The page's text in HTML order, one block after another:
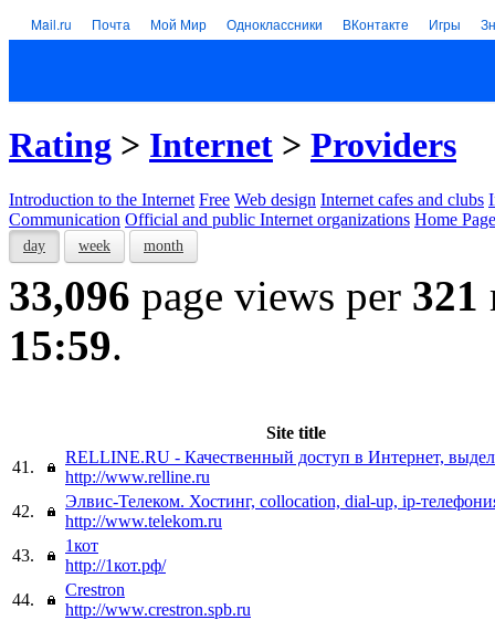
Mail.ru Почта Мой Мир Одноклассники ВКонтакте Игры
Rating > Internet > Providers
Introduction to the Internet Free Web design Internet cafes and clubs
Communication Official and public Internet organizations Home
day week month
33,096 page views per 321
15:59.
Site title
41.
RELLINE.RU - Качественный доступ в Интернет,
http://www.relline.ru
42.
Элвис-Телеком. Хостинг, collocation, dial-up, ip-
http://www.telekom.ru
43.
1кот
http://1кот.рф/
44.
Crestron
http://www.crestron.spb.ru